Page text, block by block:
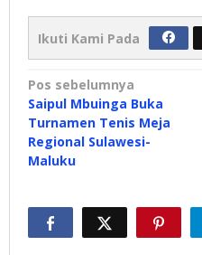
Ikuti Kami Pada
Navigasi
pos
Pos sebelumnya
Saipul Mbuinga Buka
Turnamen Tenis Meja
Regional Sulawesi-
Maluku